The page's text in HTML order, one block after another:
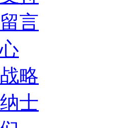
言
略
士